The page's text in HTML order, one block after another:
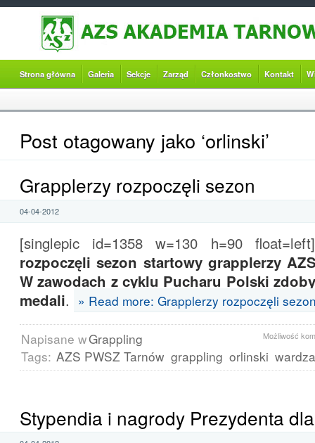
Strona główna Galeria Sekcje Zarząd Członkostwo Kontakt
Post otagowany jako ‘orlinski’
Grapplerzy rozpoczęli sezon
04-04-2012
[singlepic id=1358 w=130 h=90 float=left]
rozpoczęli sezon startowy grapplerzy
W zawodach z cyklu Pucharu Polski
medali. » Read more: Grapplerzy rozpoczęli
Możliwość
Napisane wGrappling
Tags: AZS PWSZ Tarnów grappling orlinski
Stypendia i nagrody Prezydenta